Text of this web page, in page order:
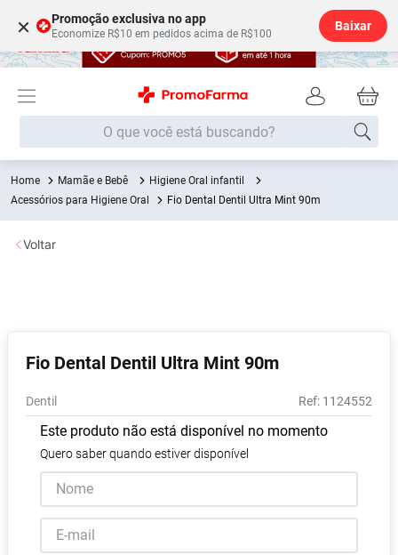
× Promoção exclusiva no app
Economize R$10 em pedidos acima de R$100
Baixar
O que você está buscando?
Mamãe e Bebê
Higiene Oral infantil
Acessórios para Higiene Oral
Fio Dental Dentil Ultra Mint 90m
Fio Dental Dentil Ultra Mint 90m
Dentil : 1124552
Este produto não está disponível no momento
Quero saber quando estiver disponível
Voltar
Termos mais buscados
1º Fralda
2
5º Fralda G
6º Shampoo
8º Absorvente
9º Vitamina D
10º Lavitan